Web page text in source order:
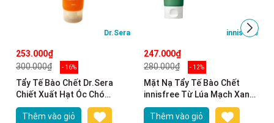
Dr.Sera
253.000₫
300.000₫
- 16%
Tẩy Tế Bào Chết Dr.Sera
Chiết Xuất Hạt Óc Chó
100ml Walnut Face Peeling
Gel
Thêm vào giỏ
innisfree
247.000₫
280.000₫
- 12%
Mặt Nạ Tẩy Tế Bào Chết
innisfree Từ Lúa Mạch Xanh
120ml Green Barley
Gommage Mask
Thêm vào giỏ